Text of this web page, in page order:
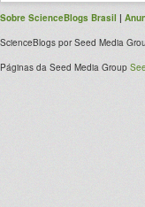
Sobre ScienceBlogs Brasil |
ScienceBlogs por Seed Media
Páginas da Seed Media Group